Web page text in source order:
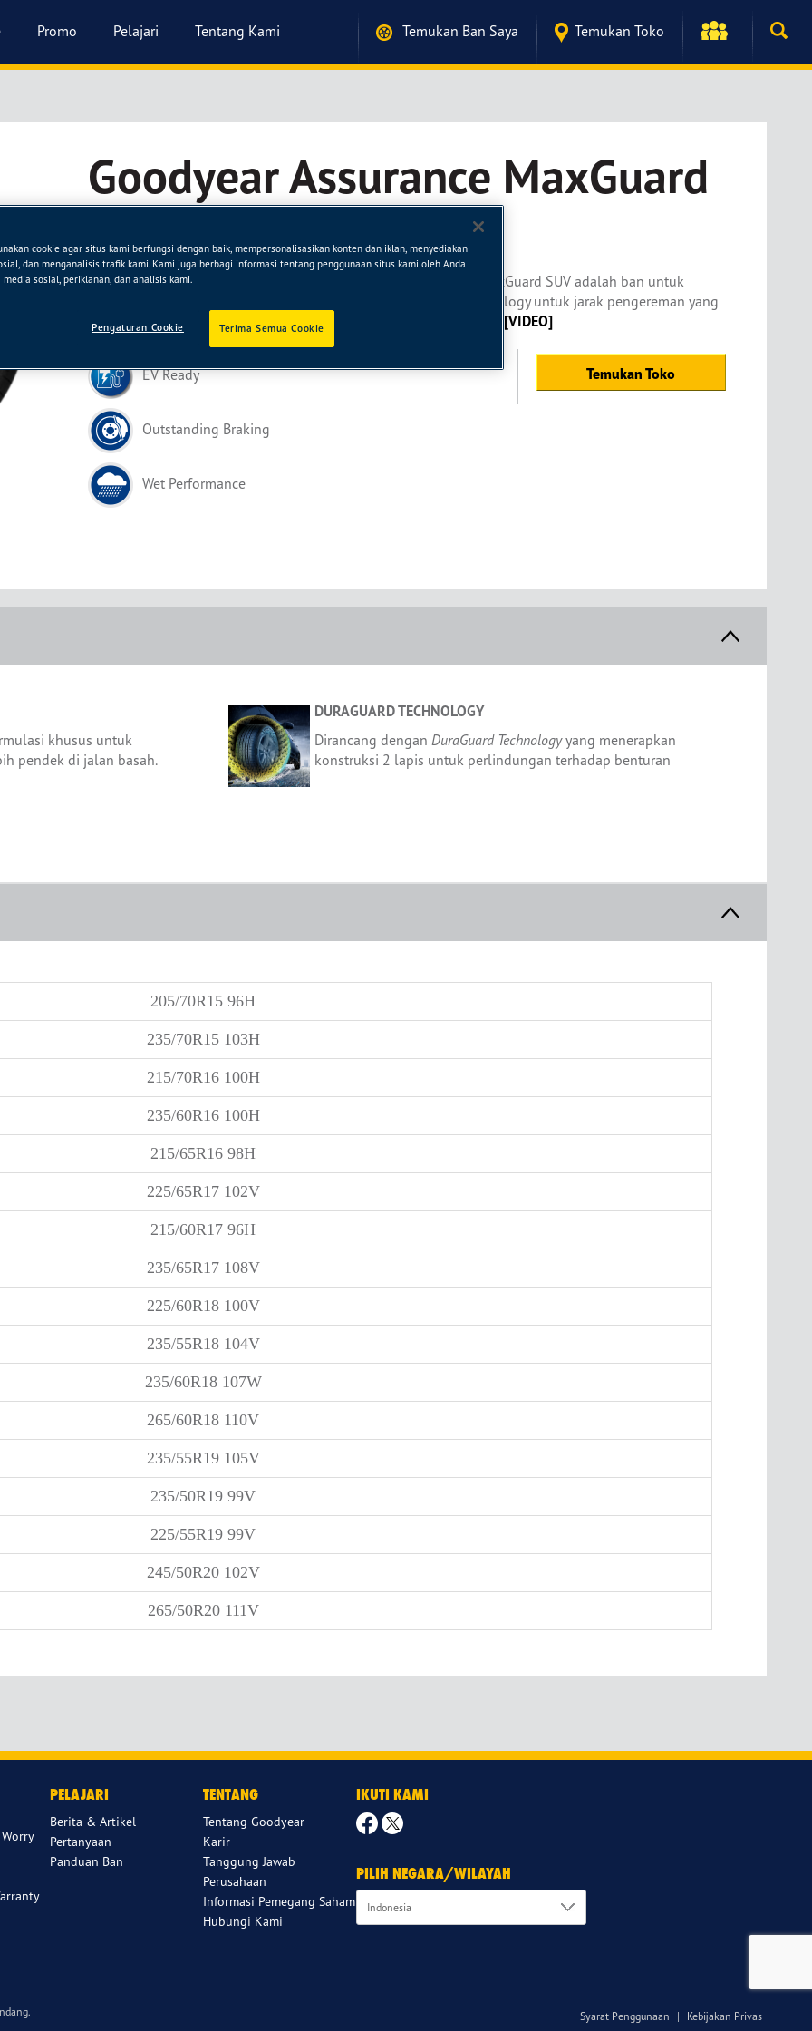
Promo Pelajari Tentang Kami Temukan Ban Saya Temukan Toko
Goodyear Assurance MaxGuard
SUV
Ban untuk SUV dengan Grip dan Impact Protection.
Assurance MaxGuard SUV adalah ban untuk
kendaraan SUV yang mengusung ActiveGrip dan DuraGuard Technology untuk jarak pengereman yang
lebih baik dan perlindungan terhadap benturan
[VIDEO]
EV Ready
Outstanding Braking
Wet Performance
Temukan Toko
khusus untuk
pendek di jalan basah.
DURAGUARD TECHNOLOGY
Dirancang denganDuraGuard Technologyyang menerapkan
konstruksi 2 lapis untuk perlindungan terhadap benturan
205/70R15 96H
235/70R15 103H
215/70R16 100H
235/60R16 100H
215/65R16 98H
225/65R17 102V
215/60R17 96H
235/65R17 108V
225/60R18 100V
235/55R18 104V
235/60R18 107W
265/60R18 110V
235/55R19 105V
235/50R19 99V
225/55R19 99V
245/50R20 102V
265/50R20 111V
PELAJARI
Berita & Artikel
Pertanyaan
Panduan Ban
TENTANG
Tentang Goodyear
Karir
Tanggung Jawab
Perusahaan
Informasi Pemegang Saham
Hubungi Kami
IKUTI KAMI
PILIH NEGARA/WILAYAH
Syarat Penggunaan | Kebijakan Privas
cookie agar situs kami berfungsi dengan baik, mempersonalisasikan konten dan iklan, menyediakan
dan menganalisis trafik kami. Kami juga berbagi informasi tentang penggunaan situs kami oleh Anda
sosial, periklanan, dan analisis kami.
Terima Semua Cookie
Pengaturan Cookie